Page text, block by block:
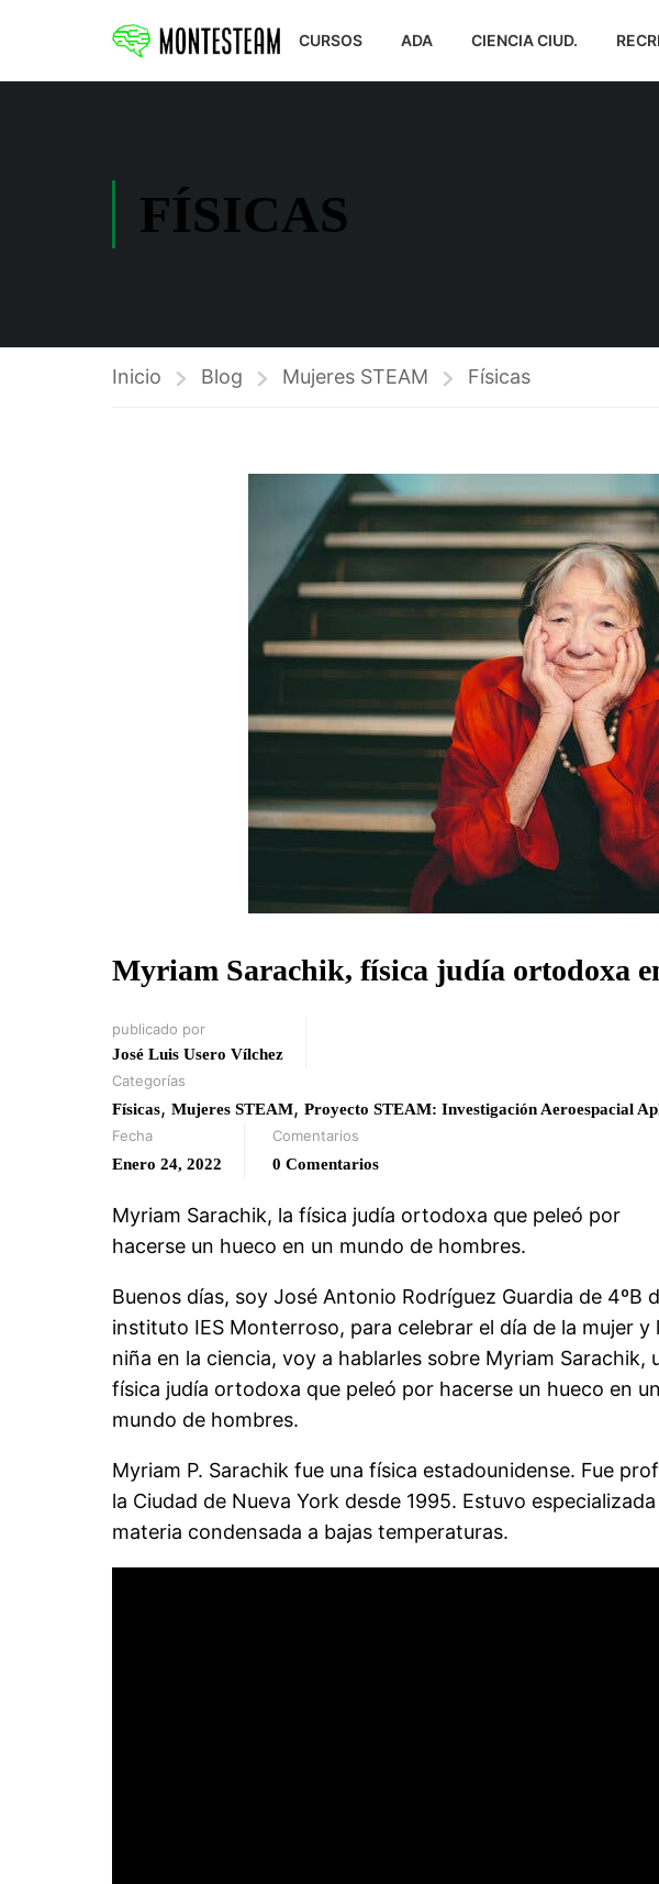
CURSOS ADA CIENCIA CIUD.
FÍSICAS
Inicio Blog Mujeres STEAM Físicas
Myriam Sarachik, física judía ortodoxa
publicado por
José Luis Usero Vílchez
Categorías
Físicas, Mujeres STEAM, Proyecto STEAM: Investigación Aeroespacial
Fecha
Enero 24, 2022
Comentarios
0 Comentarios
Myriam Sarachik, la física judía ortodoxa que peleó por
hacerse un hueco en un mundo de hombres.
Buenos días, soy José Antonio Rodríguez Guardia de 4ºB
instituto IES Monterroso, para celebrar el día de la mujer y
niña en la ciencia, voy a hablarles sobre Myriam Sarachik,
física judía ortodoxa que peleó por hacerse un hueco en un
mundo de hombres.
Myriam P. Sarachik​ fue una física estadounidense.​ Fue
la Ciudad de Nueva York desde 1995. Estuvo
materia condensada a bajas temperaturas.